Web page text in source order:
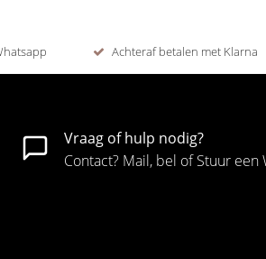
Achteraf betalen met Klarna
Vraag of hulp nodig?
Contact? Mail, bel of Stuur een